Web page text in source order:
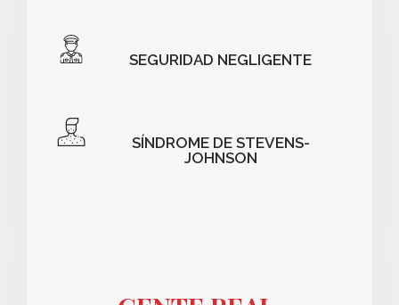
SEGURIDAD NEGLIGENTE
SÍNDROME DE STEVENS-
JOHNSON